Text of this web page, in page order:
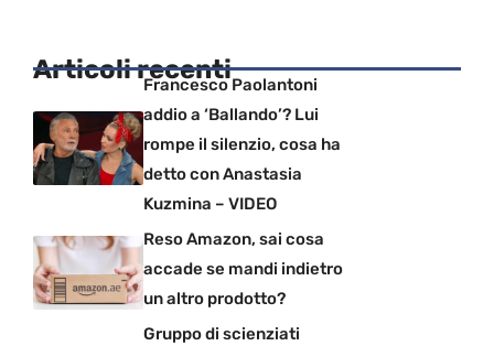
Articoli recentiFrancesco Paolantoni
addio a ‘Ballando’? Lui
rompe il silenzio, cosa ha
detto con Anastasia
Kuzmina – VIDEO
Reso Amazon, sai cosa
accade se mandi indietro
un altro prodotto?
Gruppo di scienziati